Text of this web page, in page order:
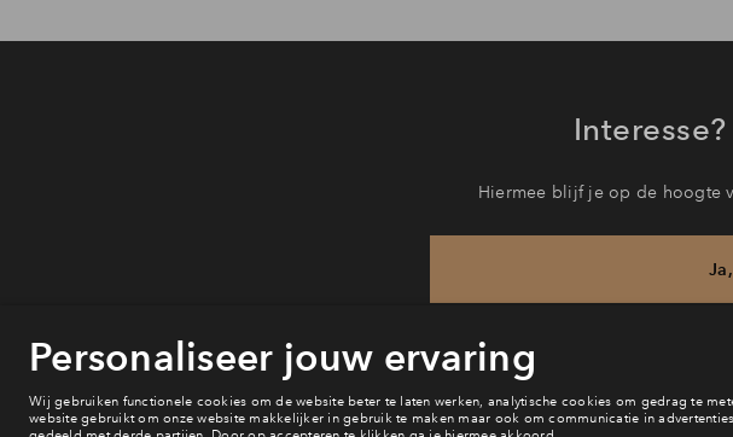
Hiermee blijf je op de hoogte
Heb je een vraag en wil
6 dagen per week